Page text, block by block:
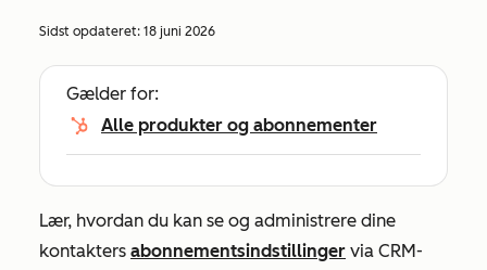
Sidst opdateret: 18 juni 2026
Gælder for:
Alle produkter og abonnementer
Lær, hvordan du kan se og administrere dine
kontakters abonnementsindstillinger via CRM-